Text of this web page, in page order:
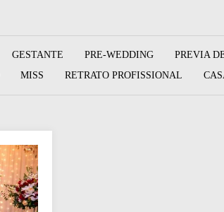
GESTANTE PRE-WEDDING PREVIA
MISS RETRATO PROFISSIONAL